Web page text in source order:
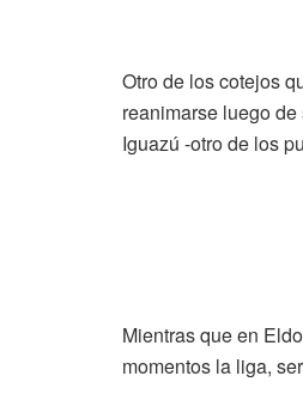
Otro de los cotejos
reanimarse luego
Iguazú -otro de los
Mientras que en
momentos la liga,